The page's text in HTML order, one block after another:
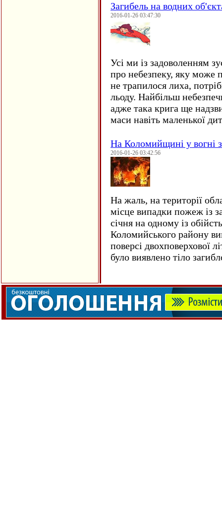
Загибель на водних
2016-01-26 03:47:30
Усі ми із задоволенням
про небезпеку, яку може
не трапилося лиха,
льоду. Найбільш
адже така крига ще
маси навіть маленької
На Коломийщині у вогні
2016-01-26 03:42:56
На жаль, на території
місце випадки пожеж із
січня на одному із
Коломийського району
поверсі двохповерхової
було виявлено тіло